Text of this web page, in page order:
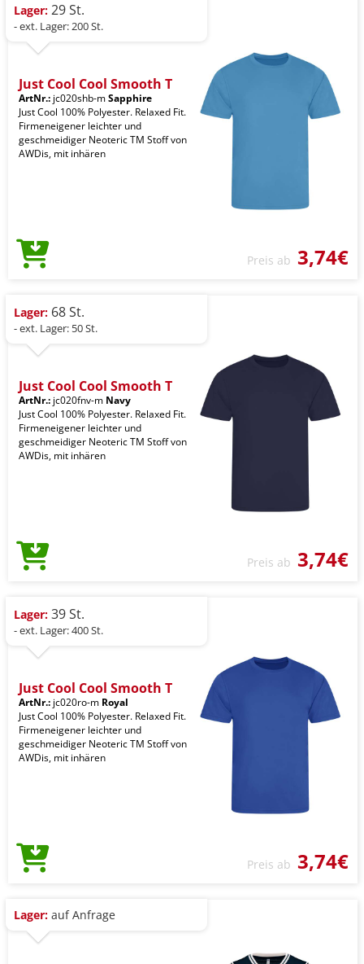
Lager: 29 St.
- ext. Lager: 200 St.
Just Cool Cool Smooth T
ArtNr.: jc020shb-mSapphire
Just Cool 100% Polyester. Relaxed Fit.
Firmeneigener leichter und
geschmeidiger Neoteric TM Stoff von
AWDis, mit inhären
Preis ab 3,74€
Lager: 68 St.
- ext. Lager: 50 St.
Just Cool Cool Smooth T
ArtNr.: jc020fnv-m Navy
Just Cool 100% Polyester. Relaxed Fit.
Firmeneigener leichter und
geschmeidiger Neoteric TM Stoff von
AWDis, mit inhären
Preis ab 3,74€
Lager: 39 St.
- ext. Lager: 400 St.
Just Cool Cool Smooth T
ArtNr.: jc020ro-m Royal
Just Cool 100% Polyester. Relaxed Fit.
Firmeneigener leichter und
geschmeidiger Neoteric TM Stoff von
AWDis, mit inhären
Preis ab 3,74€
Lager: auf Anfrage